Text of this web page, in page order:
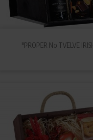
"PROPER No TVELVE
